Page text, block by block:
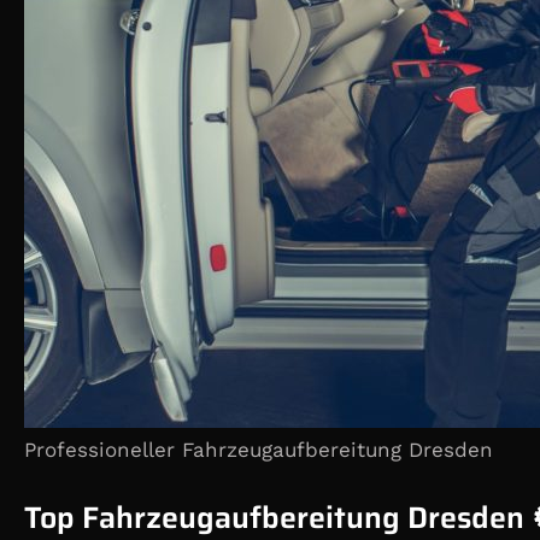
Professioneller Fahrzeugaufbereitung Dresden
Top Fahrzeugaufbereitung